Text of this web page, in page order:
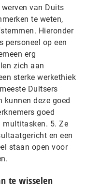
van Duits
te weten,
Hieronder
personeel op een
erg
zich aan
sterke werkethiek
Duitsers
kunnen deze goed
goed
multitasken. 5. Ze
en een
staan open voor
te wisselen